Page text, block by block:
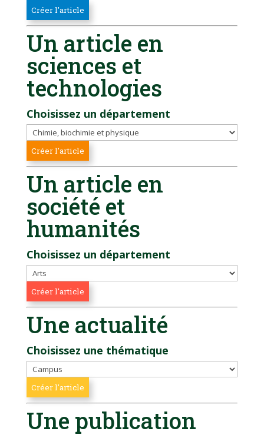
Un article en
sciences et
technologies
Choisissez un département
Un article en
société et
humanités
Choisissez un département
Une actualité
Choisissez une thématique
Une publication